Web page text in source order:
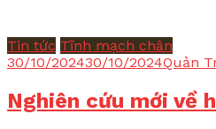
Tin tức Tĩnh mạch chân
30/10/202430/10/2024Quản
Nghiên cứu mới về